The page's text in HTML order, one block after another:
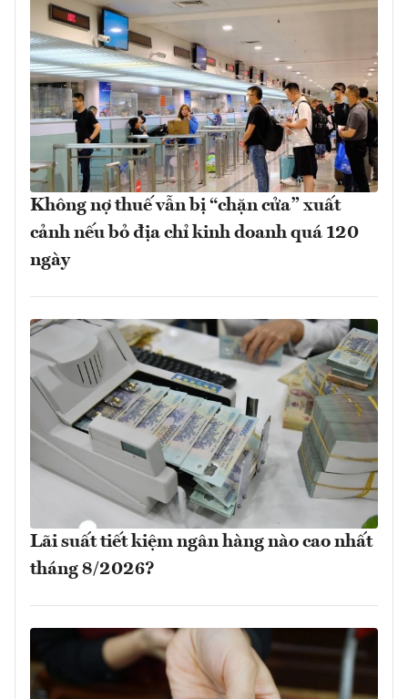
Không nợ thuế vẫn bị “chặn cửa” xuất
cảnh nếu bỏ địa chỉ kinh doanh quá 120
ngày
Lãi suất tiết kiệm ngân hàng nào cao nhất
tháng 8/2026?